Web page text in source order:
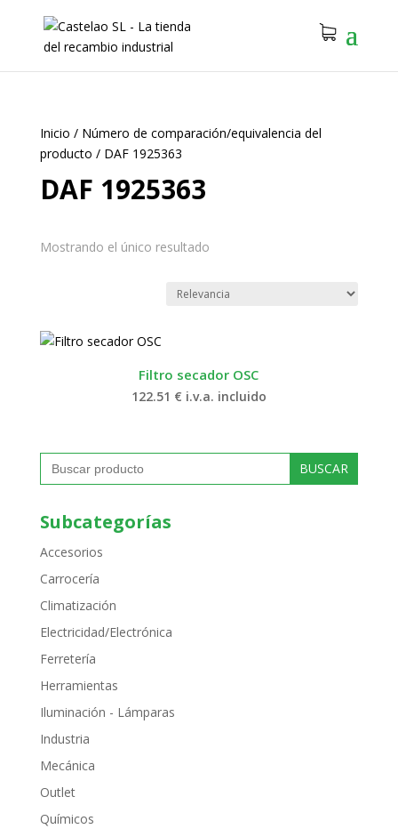
Inicio / Número de comparación/equivalencia del
producto / DAF 1925363
DAF 1925363
Mostrando el único resultado
Filtro secador OSC
122.51 € i.v.a. incluido
Buscar:
Subcategorías
Accesorios
Carrocería
Climatización
Electricidad/Electrónica
Ferretería
Herramientas
Iluminación - Lámparas
Industria
Mecánica
Outlet
Químicos